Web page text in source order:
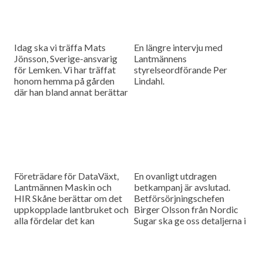
Idag ska vi träffa Mats
Jönsson, Sverige-ansvarig
för Lemken. Vi har träffat
honom hemma på gården
där han bland annat berättar
En längre intervju med
Lantmännens
styrelseordförande Per
Lindahl.
Företrädare för DataVäxt,
Lantmännen Maskin och
HIR Skåne berättar om det
uppkopplade lantbruket och
alla fördelar det kan
En ovanligt utdragen
betkampanj är avslutad.
Betförsörjningschefen
Birger Olsson från Nordic
Sugar ska ge oss detaljerna i